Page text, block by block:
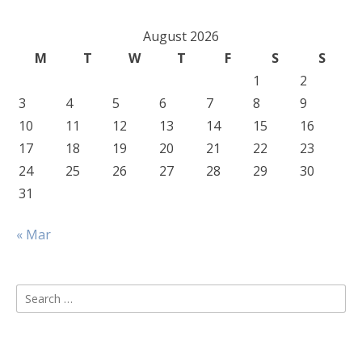
August 2026
M
T W T F S
S
1
2
3
4 5 6 7 8
9
10
11 12 13 14 15
16
17
18 19 20 21 22
23
24
25 26 27 28 29
30
31
« Mar
Search
for: